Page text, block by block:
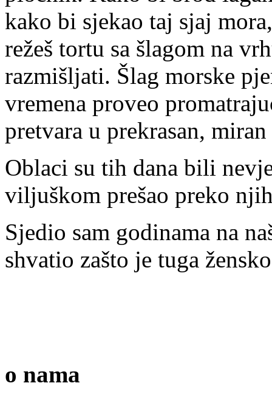
kako bi sjekao taj sjaj
režeš tortu sa šlagom na
razmišljati. Šlag morske
vremena proveo
pretvara u prekrasan, miran
Oblaci su tih dana bili
viljuškom prešao preko
Sjedio sam godinama na
shvatio zašto je tuga
o nama